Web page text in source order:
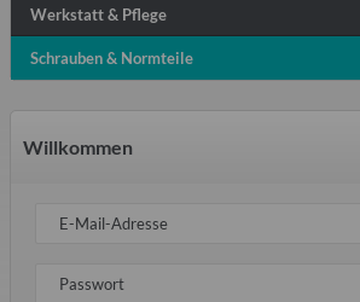
Werkstatt & Pflege
Schrauben & Normteile
Willkommen
E-Mail-Adresse
Passwort